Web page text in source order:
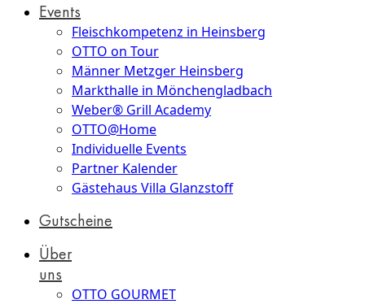
Events
Fleischkompetenz in Heinsberg
OTTO on Tour
Männer Metzger Heinsberg
Markthalle in Mönchengladbach
Weber® Grill Academy
OTTO@Home
Individuelle Events
Partner Kalender
Gästehaus Villa Glanzstoff
Gutscheine
Über
uns
OTTO GOURMET